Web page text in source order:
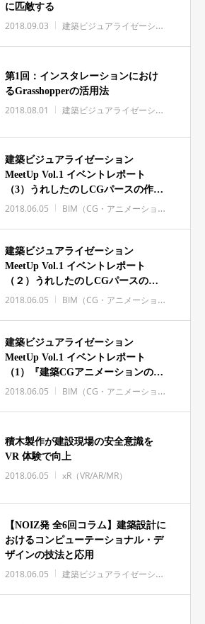
に匹敵する
2018.09.03 建築ビジュアライゼーション
第1回：インスタレーションにおけ
るGrasshopperの活用法
2018.08.01 建築ビジュアライゼーション
建築ビジュアライゼーション
MeetUp Vol.1 イベントレポート
（3）うれしたのしCGパースの作り
方（後半）
2018.06.05 BIM（CG・アニメーション）
建築ビジュアライゼーション
MeetUp Vol.1 イベントレポート
（２）うれしたのしCGパースの作
り方（前半）
2018.06.05 BIM（CG・アニメーション）
建築ビジュアライゼーション
MeetUp Vol.1 イベントレポート
（1）『建築CGアニメーションの魅
力』
2018.06.05 BIM（CG・アニメーション）
積木製作が建設現場の安全意識を
VR 体験で向上
2018.06.05 xR（VR/AR/MR）
【NOIZ発 全6回コラム】建築設計に
おけるコンピューテーショナル・デ
ザインの技法と応用
2018.06.05 建築ビジュアライゼーション